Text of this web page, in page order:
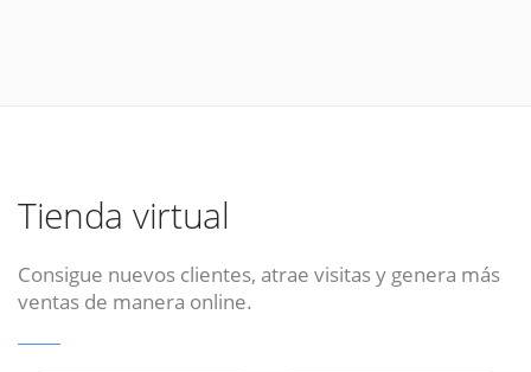
Tienda virtual
Consigue nuevos clientes, atrae visitas y genera más
ventas de manera online.